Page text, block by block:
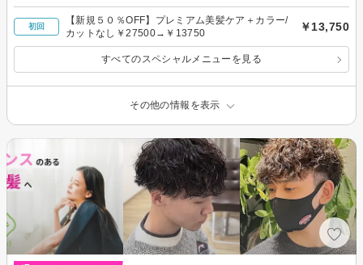
初回
【新規５０％OFF】プレミアム美髪ケア＋カラー/
カットなし￥27500→￥13750
￥13,750
すべてのスペシャルメニューを見る
その他の情報を表示